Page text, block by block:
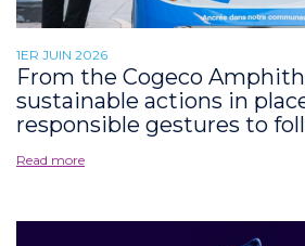
1ER JUIN 2026
From the Cogeco
sustainable actions in
responsible gestures to
Read more